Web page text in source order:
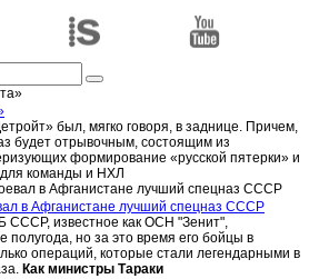
был, мягко говоря, в заднице. Причем,
будет отрывочным, состоящим из
формирование «русской пятерки» и
для команды и НХЛ
в Афганистане лучший спецназ СССР
СССР, известное как ОСН "Зенит",
полугода, но за это время его бойцы в
операций, которые стали легендарными в
Как министры Тараки